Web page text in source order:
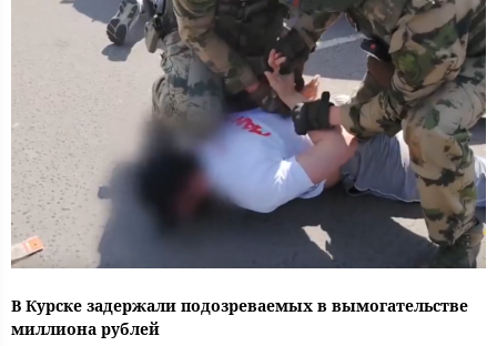
В Курске задержали подозреваемых в вымогательстве
миллиона рублей